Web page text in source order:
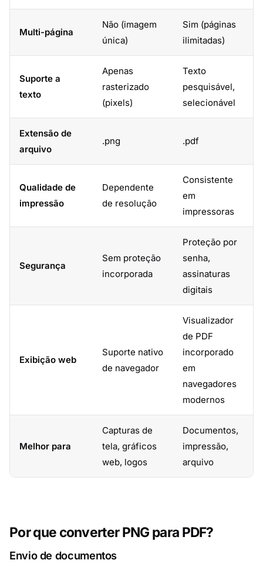
Multi-página
Não (imagem
única)
Sim (páginas
ilimitadas)
Suporte a
texto
Apenas
rasterizado
(pixels)
Texto
pesquisável,
selecionável
Extensão de
arquivo
.png .pdf
Qualidade de
impressão
Dependente
de resolução
Consistente
em
impressoras
Segurança
Sem proteção
incorporada
Proteção por
senha,
assinaturas
digitais
Exibição web
Suporte nativo
de navegador
Visualizador
de PDF
incorporado
em
navegadores
modernos
Melhor para
Capturas de
tela, gráficos
web, logos
Documentos,
impressão,
arquivo
Por que converter PNG para PDF?
Envio de documentos